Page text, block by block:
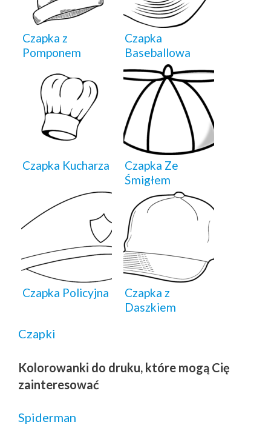
Czapka z
Pomponem
Czapka
Baseballowa
Czapka Kucharza
Czapka Ze
Śmigłem
Czapka Policyjna
Czapka z
Daszkiem
Czapki
Kolorowanki do druku, które mogą Cię
zainteresować
Spiderman